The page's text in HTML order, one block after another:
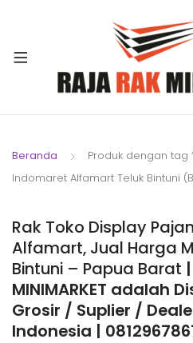
Beranda
Produk dengan tag
Indomaret Alfamart Teluk Bintuni
Rak Toko Display
Alfamart, Jual Harga
Bintuni – Papua Barat
MINIMARKET adalah
Grosir / Suplier /
Indonesia |